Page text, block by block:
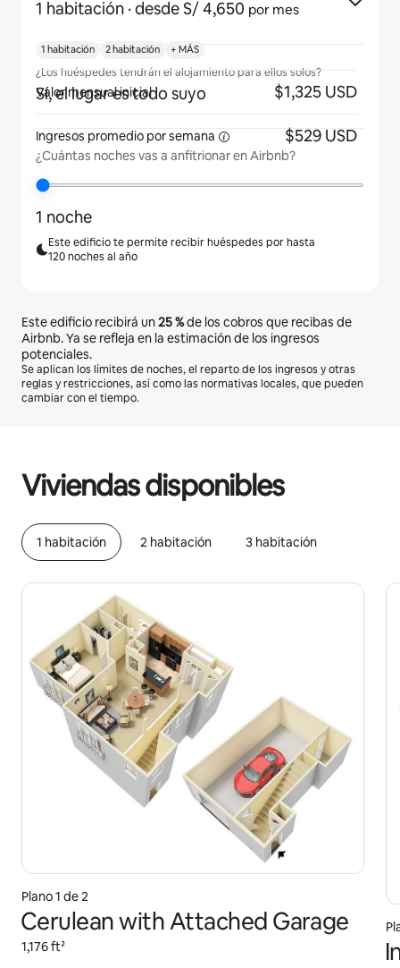
1 habitación · desde S/ 4,650 por mes
¿Los huéspedes tendrán el alojamiento para ellos solos?
Sí, el lugar es todo suyo
¿Cuántas noches vas a anfitrionar en Airbnb?
1 noche
Este edificio te permite recibir huéspedes por hasta
120 noches al año
Este edificio recibirá un25 %de los cobros que recibas de
Airbnb. Ya se refleja en la estimación de los ingresos
potenciales.
Se aplican los límites de noches, el reparto de los ingresos y otras
reglas y restricciones, así como las normativas locales, que pueden
cambiar con el tiempo.
Viviendas disponibles
1 habitación 2 habitación 3 habitación
Plano 1 de 2
Cerulean with Attached Garage
1,176 ft²
1 habitación 2 habitación + MÁS
Valor mensual inicial $1,325 USD
Ingresos promedio por semana $529 USD